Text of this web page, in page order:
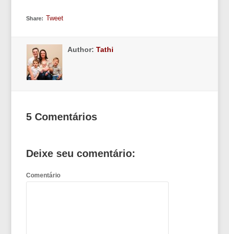
Share: Tweet
Author:Tathi
5 Comentários
Deixe seu comentário:
Comentário